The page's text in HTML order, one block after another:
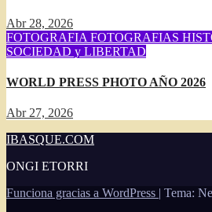
Abr 28, 2026
FOTOGRAFIA FOTOGRAFIAS
SOCIEDAD y LIBERTAD
WORLD PRESS PHOTO AÑO 2026
Abr 27, 2026
IBASQUE.COM
ONGI ETORRI
Funciona gracias a WordPress | Tema: